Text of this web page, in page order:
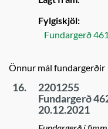
Fylgiskjöl:
Fundargerð
Önnur mál fundargerðir
16.
2201255
Fundargerð
20.12.2021